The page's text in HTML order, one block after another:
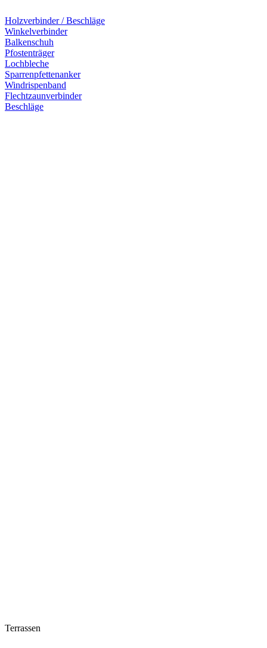
Holzverbinder / Beschläge
Winkelverbinder
Balkenschuh
Pfostenträger
Lochbleche
Sparrenpfettenanker
Windrispenband
Flechtzaunverbinder
Beschläge
Terrassen